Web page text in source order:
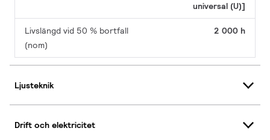
universal (U)]
Livslängd vid 50 % bortfall
(nom)
2 000 h
Ljusteknik
Drift och elektricitet